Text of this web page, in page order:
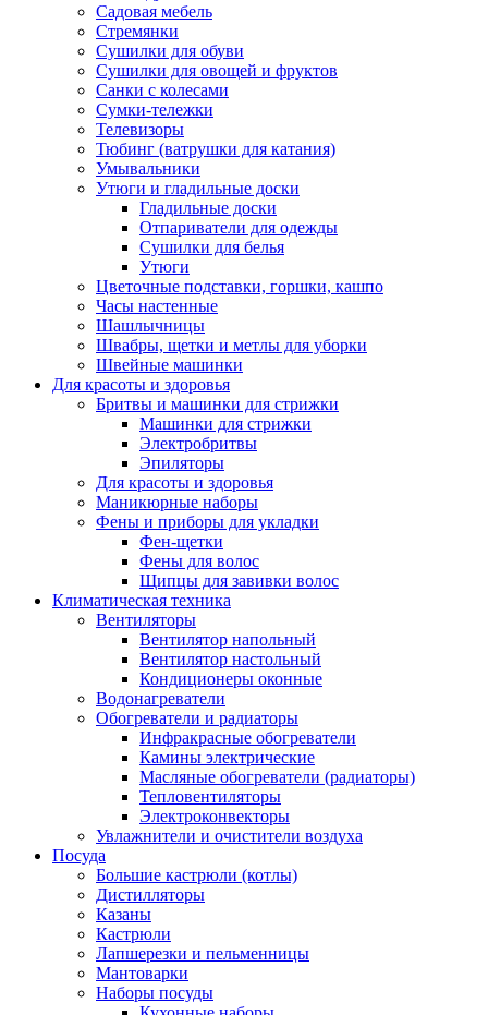
Садовая мебель
Стремянки
Сушилки для обуви
Сушилки для овощей и фруктов
Санки с колесами
Сумки-тележки
Телевизоры
Тюбинг (ватрушки для катания)
Умывальники
Утюги и гладильные доски
Гладильные доски
Отпариватели для одежды
Сушилки для белья
Утюги
Цветочные подставки, горшки, кашпо
Часы настенные
Шашлычницы
Швабры, щетки и метлы для уборки
Швейные машинки
Для красоты и здоровья
Бритвы и машинки для стрижки
Машинки для стрижки
Электробритвы
Эпиляторы
Для красоты и здоровья
Маникюрные наборы
Фены и приборы для укладки
Фен-щетки
Фены для волос
Щипцы для завивки волос
Климатическая техника
Вентиляторы
Вентилятор напольный
Вентилятор настольный
Кондиционеры оконные
Водонагреватели
Обогреватели и радиаторы
Инфракрасные обогреватели
Камины электрические
Масляные обогреватели (радиаторы)
Тепловентиляторы
Электроконвекторы
Увлажнители и очистители воздуха
Посуда
Большие кастрюли (котлы)
Дистилляторы
Казаны
Кастрюли
Лапшерезки и пельменницы
Мантоварки
Наборы посуды